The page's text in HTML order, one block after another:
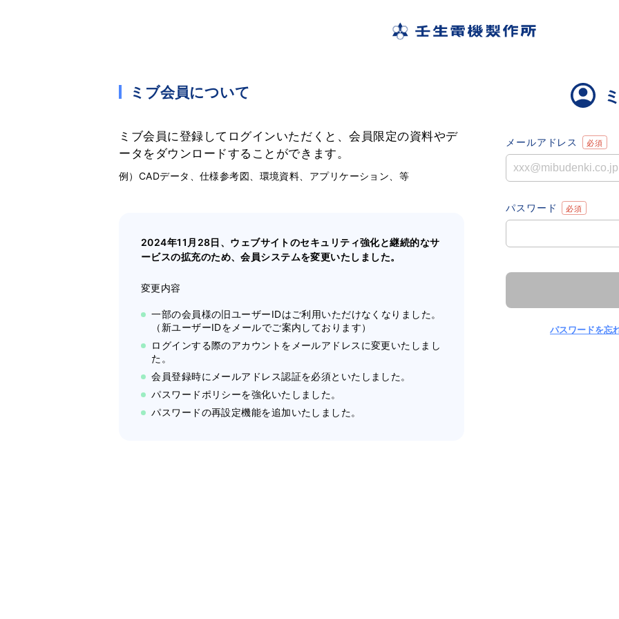
メールアドレス
パスワード
パスワードを忘
ミブ会員について
ミブ会員に登録してログインいただくと、会員限定の資料やデ
ータをダウンロードすることができます。
例）CADデータ、仕様参考図、環境資料、アプリケーション、等
2024年11月28日、ウェブサイトのセキュリティ強化と継続的なサ
ービスの拡充のため、会員システムを変更いたしました。
変更内容
一部の会員様の旧ユーザーIDはご利用いただけなくなりました。
（新ユーザーIDをメールでご案内しております）
ログインする際のアカウントをメールアドレスに変更いたしまし
た。
会員登録時にメールアドレス認証を必須といたしました。
パスワードポリシーを強化いたしました。
パスワードの再設定機能を追加いたしました。